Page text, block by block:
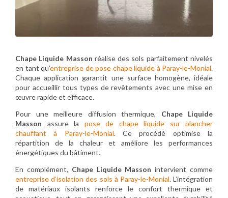
Chape Liquide Masson réalise des sols parfaitement nivelés
en tant qu’entreprise de pose chape liquide à Paray-le-Monial.
Chaque application garantit une surface homogène, idéale
pour accueillir tous types de revêtements avec une mise en
œuvre rapide et efficace.
Pour une meilleure diffusion thermique, Chape Liquide
Masson assure la pose de chape liquide sur plancher
chauffant à Paray-le-Monial. Ce procédé optimise la
répartition de la chaleur et améliore les performances
énergétiques du bâtiment.
En complément, Chape Liquide Masson intervient comme
entreprise d’isolation des sols à Paray-le-Monial. L’intégration
de matériaux isolants renforce le confort thermique et